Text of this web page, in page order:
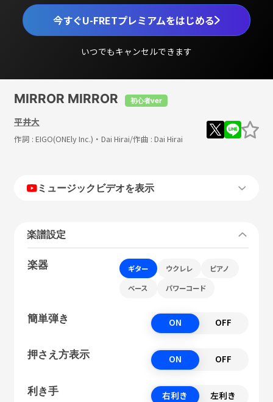
今すぐU-FRETプレミアムをはじめる
いつでもキャンセルできます
MIRROR MIRROR 初心者ver
平井大
作詞 : EIGO(ONEly Inc.)・Dai Hirai/作曲 : Dai Hirai
ミュージックビデオを表示
楽譜設定
楽器 ギター ウクレレ ピアノ
ベース パワーコード
簡単弾き ON OFF
押さえ方表示 ON OFF
利き手 右利き 左利き